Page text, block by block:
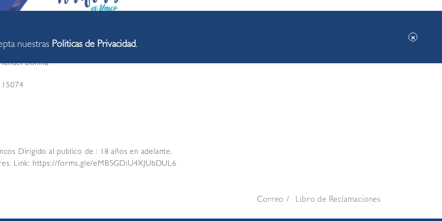
Bonilla
Dirigido al publico de : 18 años en adelante.
Link: https://forms.gle/eMB5GDiU4XJUbDUL6
Correo Libro de Reclamaciones
nuestras Politicas de Privacidad.